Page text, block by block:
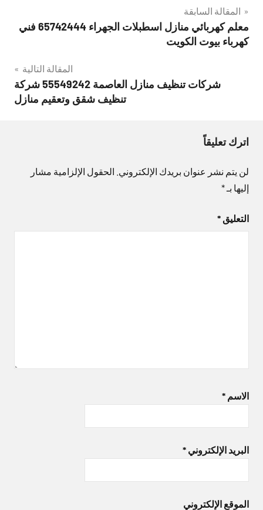
تصفّح
المقالات
المقالة السابقة
معلم كهربائي منازل اسطبلات الجهراء 65742444 فني
كهرباء بيوت الكويت
المقالة التالية
شركات تنظيف منازل العاصمة 55549242 شركة
تنظيف شقق وتعقيم منازل
اترك تعليقاً
لن يتم نشر عنوان بريدك الإلكتروني. الحقول الإلزامية مشار
إليها بـ*
التعليق *
الاسم *
البريد الإلكتروني *
الموقع الإلكتروني